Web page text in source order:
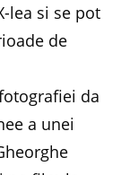
lea si se pot
de
da
a unei